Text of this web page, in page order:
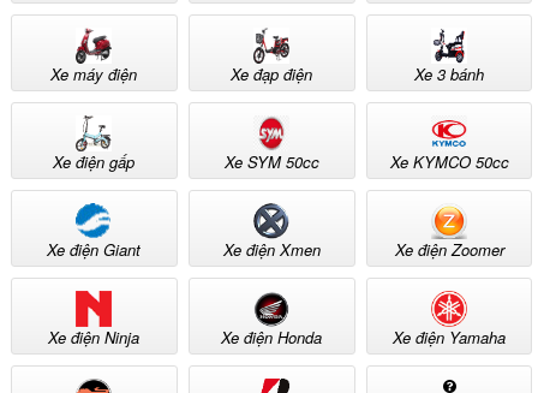
Xe máy điện Xe đạp điện Xe 3 bánh
Xe điện gấp Xe SYM 50cc Xe KYMCO 50cc
Xe điện Giant Xe điện Xmen Xe điện Zoomer
Xe điện Ninja Xe điện Honda Xe điện Yamaha